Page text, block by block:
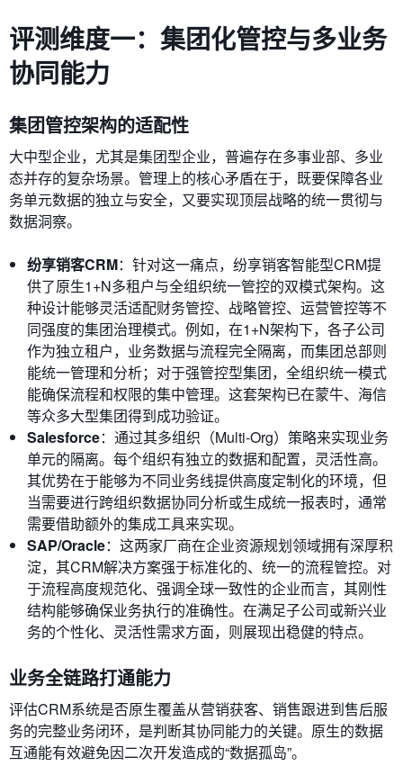
评测维度一：集团化管控与多业务
协同能力
集团管控架构的适配性
大中型企业，尤其是集团型企业，普遍存在多事业部、多业
态并存的复杂场景。管理上的核心矛盾在于，既要保障各业
务单元数据的独立与安全，又要实现顶层战略的统一贯彻与
数据洞察。
纷享销客CRM：针对这一痛点，纷享销客智能型CRM提
供了原生1+N多租户与全组织统一管控的双模式架构。这
种设计能够灵活适配财务管控、战略管控、运营管控等不
同强度的集团治理模式。例如，在1+N架构下，各子公司
作为独立租户，业务数据与流程完全隔离，而集团总部则
能统一管理和分析；对于强管控型集团，全组织统一模式
能确保流程和权限的集中管理。这套架构已在蒙牛、海信
等众多大型集团得到成功验证。
Salesforce：通过其多组织（Multi-Org）策略来实现业务
单元的隔离。每个组织有独立的数据和配置，灵活性高。
其优势在于能够为不同业务线提供高度定制化的环境，但
当需要进行跨组织数据协同分析或生成统一报表时，通常
需要借助额外的集成工具来实现。
SAP/Oracle：这两家厂商在企业资源规划领域拥有深厚积
淀，其CRM解决方案强于标准化的、统一的流程管控。对
于流程高度规范化、强调全球一致性的企业而言，其刚性
结构能够确保业务执行的准确性。在满足子公司或新兴业
务的个性化、灵活性需求方面，则展现出稳健的特点。
业务全链路打通能力
评估CRM系统是否原生覆盖从营销获客、销售跟进到售后服
务的完整业务闭环，是判断其协同能力的关键。原生的数据
互通能有效避免因二次开发造成的“数据孤岛”。